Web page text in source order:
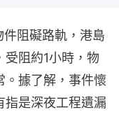
件阻礙路軌，港島
阻約1小時，物
。據了解，事件懷
指是深夜工程遺漏